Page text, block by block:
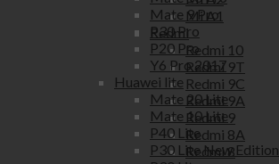
Mi A1
Redmi
Redmi 10
Redmi 9T
Redmi 9C
Redmi 9A
Redmi 9
Redmi 8A
Redmi 8
Mate 9 Pro
P30 Pro
P20 Pro
Y6 Pro 2017
Huawei lite
Mate 20 Lite
Mate 10 Lite
P40 Lite
P30 Lite New Edition